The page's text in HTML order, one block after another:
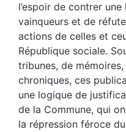
l’espoir de contrer
vainqueurs et de
actions de celles et
République sociale.
tribunes, de mémoires,
chroniques, ces
une logique de
de la Commune, qui
la répression féroce